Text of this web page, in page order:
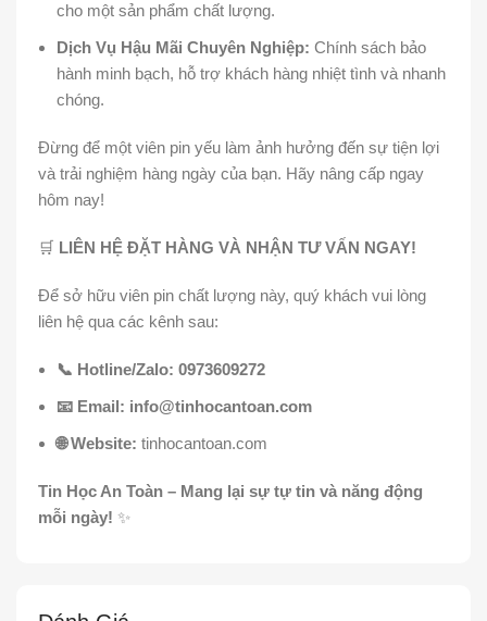
cho một sản phẩm chất lượng.
Dịch Vụ Hậu Mãi Chuyên Nghiệp: Chính sách bảo
hành minh bạch, hỗ trợ khách hàng nhiệt tình và nhanh
chóng.
Đừng để một viên pin yếu làm ảnh hưởng đến sự tiện lợi
và trải nghiệm hàng ngày của bạn. Hãy nâng cấp ngay
hôm nay!
🛒 LIÊN HỆ ĐẶT HÀNG VÀ NHẬN TƯ VẤN NGAY!
Để sở hữu viên pin chất lượng này, quý khách vui lòng
liên hệ qua các kênh sau:
📞 Hotline/Zalo: 0973609272
📧 Email: info@tinhocantoan.com
🌐 Website: tinhocantoan.com
Tin Học An Toàn – Mang lại sự tự tin và năng động
mỗi ngày! ✨